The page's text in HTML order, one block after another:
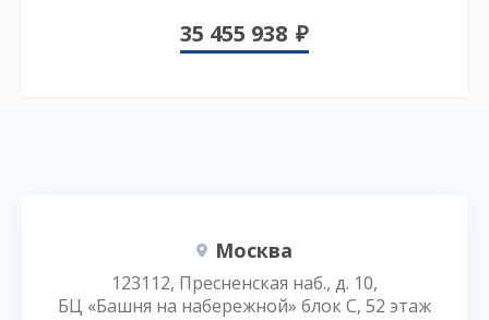
35 455 938
Москва
123112, Пресненская наб., д. 10,
БЦ «Башня на набережной» блок С, 52 этаж